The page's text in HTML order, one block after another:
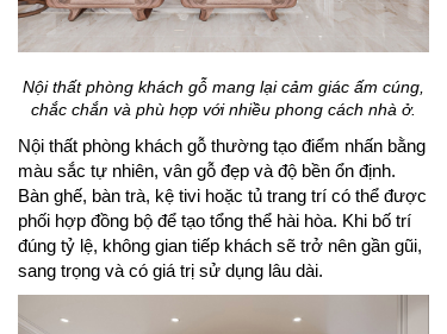
Nội thất phòng khách gỗ mang lại cảm giác ấm cúng,
chắc chắn và phù hợp với nhiều phong cách nhà ở.
Nội thất phòng khách gỗ thường tạo điểm nhấn bằng
màu sắc tự nhiên, vân gỗ đẹp và độ bền ổn định.
Bàn ghế, bàn trà, kệ tivi hoặc tủ trang trí có thể được
phối hợp đồng bộ để tạo tổng thể hài hòa. Khi bố trí
đúng tỷ lệ, không gian tiếp khách sẽ trở nên gần gũi,
sang trọng và có giá trị sử dụng lâu dài.